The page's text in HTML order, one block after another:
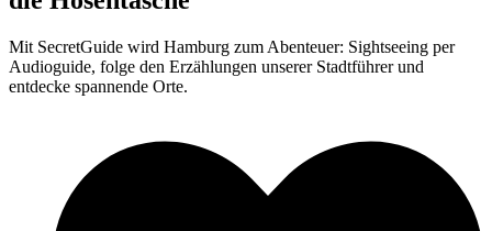
Mit SecretGuide wird Hamburg zum Abenteuer: Sightseeing per
Audioguide, folge den Erzählungen unserer Stadtführer und
entdecke spannende Orte.